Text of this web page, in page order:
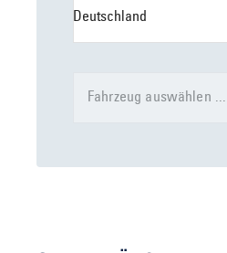
Deutschland
Fahrzeug auswählen ...